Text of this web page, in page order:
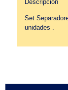
Descripción
Set
unidades .